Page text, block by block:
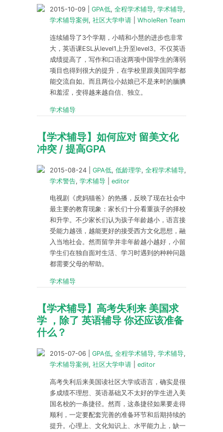
2015-10-09 GPA低, 全程学术辅导, 学术辅导,
学术辅导案例 , 社区大学申请 WholeRen Team
连续辅导了3个学期，小晴和小慧的进步也非常
大，英语课ESL从level1上升至level3。不仅英语
成绩提高了，写作和口语这两项中国学生的薄弱
项目也得到很大的提升，在学校里跟美国同学都
能交流自如。而且两位小姑娘已不是来时的腼腆
和羞涩，变得越来越自信、独立。
学术辅导
【学术辅导】如何应对 留美文化
冲突 / 提高GPA
2015-08-24 GPA低, 低龄理学, 全程学术辅导,
学术警告, 学术辅导 editor
电视剧《虎妈猫爸》的热播，反映了现在社会中
最主要的教育现象：家长们十分看重孩子的择校
和升学。不少家长们认为孩子年龄越小，语言接
受能力越强，越能更好的接受西方文化思想，融
入当地社会。然而留学并非年龄越小越好，小留
学生们在独自面对生活、学习时遇到的种种问题
都需要父母的帮助。
学术辅导
【学术辅导】高考失利来 美国求
学 ，除了 英语辅导 你还应该准备
什么？
2015-07-06 GPA低, 全程学术辅导, 学术辅导,
学术辅导案例 , 社区大学申请 editor
高考失利后来美国读社区大学或语言，确实是很
多成绩不理想、英语基础又不太好的学生进入美
国名校的一条捷径。然而，这条捷径如果要走得
顺利，一定要配套完善的准备环节和后期持续的
提升。心理上、文化知识上、水平能力上，缺一